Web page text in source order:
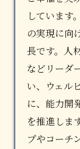
しています
の実現に向
長です。 人
などリーダ
い、ウェル
に、能力開
を推進しま
プやコーチ